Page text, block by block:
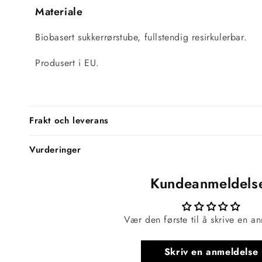
Materiale
Biobasert sukkerrørstube, fullstendig resirkulerbar.
Produsert i EU.
Frakt och leverans
Vurderinger
Vær den første til å skrive en
Skriv en anmeldelse